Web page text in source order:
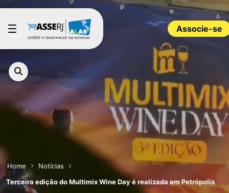
Pular para o Conteúdo principal
Associe-se
Home
Notícias
Terceira edição do Multimix Wine Day é realizada em Petrópolis